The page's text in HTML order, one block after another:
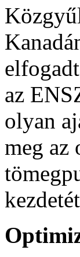
az
olyan
meg az